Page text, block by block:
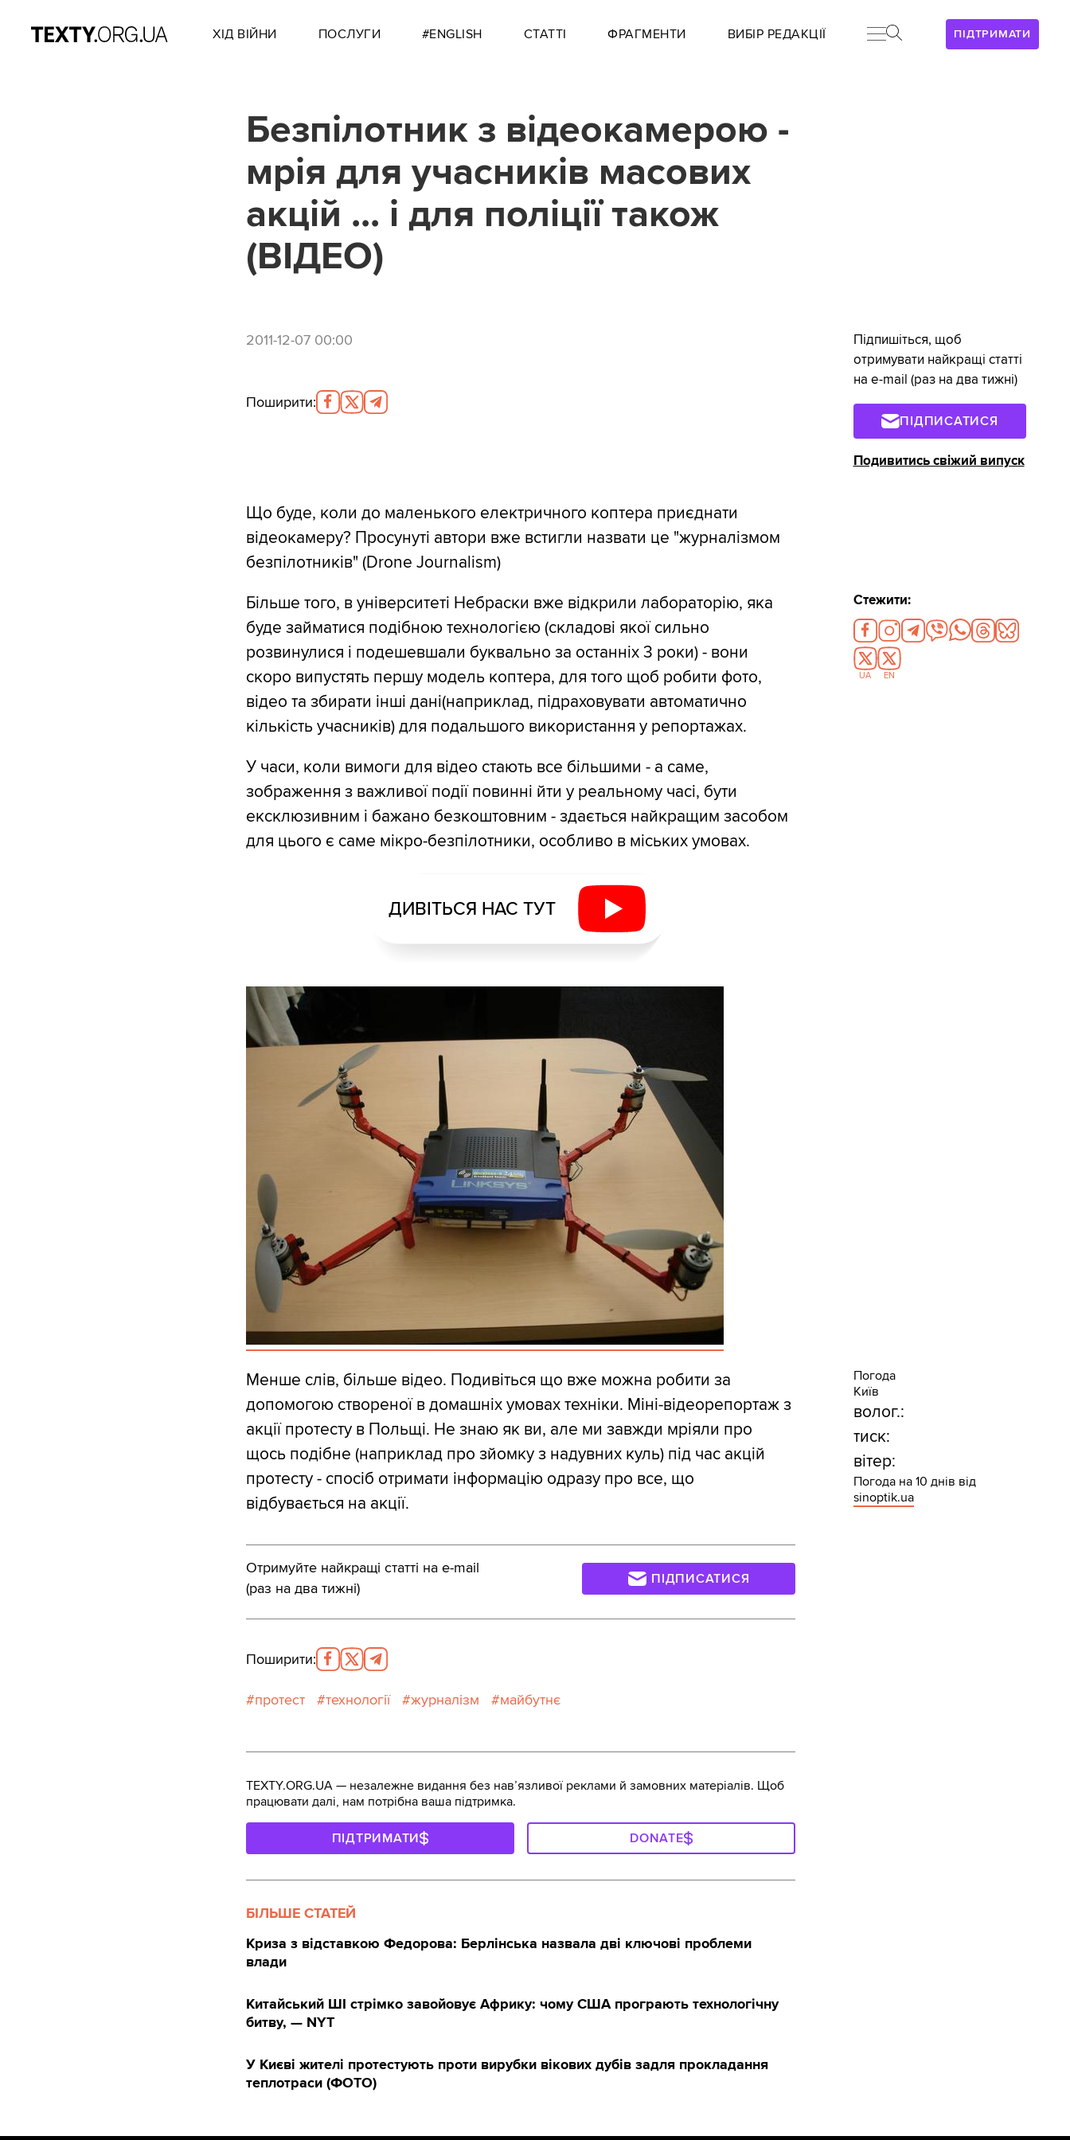
ПІДТРИМАТИ
ХІД ВІЙНИ ПОСЛУГИ #ENGLISH СТАТТІ ФРАГМЕНТИ ВИБІР РЕДАКЦІЇ
Безпілотник з відеокамерою -
мрія для учасників масових
акцій ... і для поліції також
(ВІДЕО)
2011-12-07 00:00
Поширити:
Що буде, коли до маленького електричного коптера приєднати
відеокамеру? Просунуті автори вже встигли назвати це "журналізмом
безпілотників" (Drone Journalism)
Більше того, в університеті Небраски вже відкрили лабораторію, яка
буде займатися подібною технологією (складові якої сильно
розвинулися і подешевшали буквально за останніх 3 роки) - вони
скоро випустять першу модель коптера, для того щоб робити фото,
відео та збирати інші дані(наприклад, підраховувати автоматично
кількість учасників) для подальшого використання у репортажах.
У часи, коли вимоги для відео стають все більшими - а саме,
зображення з важливої події повинні йти у реальному часі, бути
ексклюзивним і бажано безкоштовним - здається найкращим засобом
для цього є саме мікро-безпілотники, особливо в міських умовах.
ДИВІТЬСЯ НАС ТУТ
Менше слів, більше відео. Подивіться що вже можна робити за
допомогою створеної в домашніх умовах техніки. Міні-відеорепортаж з
акції протесту в Польщі. Не знаю як ви, але ми завжди мріяли про
щось подібне (наприклад про зйомку з надувних куль) під час акцій
протесту - спосіб отримати інформацію одразу про все, що
відбувається на акції.
Отримуйте найкращі статті на e-mail
(раз на два тижні)
ПІДПИСАТИСЯ
Поширити:
протест технології журналізм майбутнє
Підпишіться, щоб
отримувати найкращі статті
на e-mail (раз на два тижні)
ПІДПИСАТИСЯ
Подивитись свіжий випуск
Стежити:
UA EN
Погода
Київ
волог.:
тиск:
вітер:
Погода на 10 днів від
sinoptik.ua
TEXTY.ORG.UA — незалежне видання без навʼязливої реклами й замовних матеріалів. Щоб
працювати далі, нам потрібна ваша підтримка.
ПІДТРИМАТИ DONATE
БІЛЬШЕ СТАТЕЙ
Криза з відставкою Федорова: Берлінська назвала дві ключові проблеми
влади
Китайський ШІ стрімко завойовує Африку: чому США програють технологічну
битву, — NYT
У Києві жителі протестують проти вирубки вікових дубів задля прокладання
теплотраси (ФОТО)